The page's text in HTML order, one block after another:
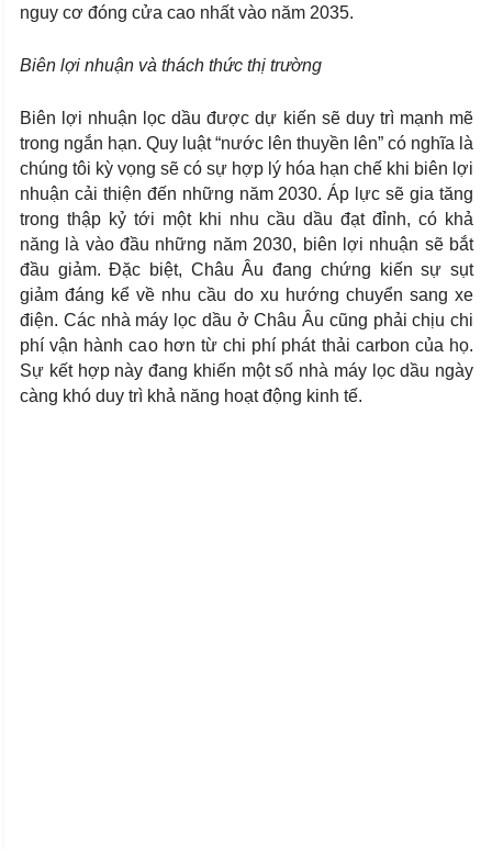
nguy cơ đóng cửa cao nhất vào năm 2035.
Biên lợi nhuận và thách thức thị trường
Biên lợi nhuận lọc dầu được dự kiến sẽ duy trì mạnh mẽ
trong ngắn hạn. Quy luật “nước lên thuyền lên” có nghĩa là
chúng tôi kỳ vọng sẽ có sự hợp lý hóa hạn chế khi biên lợi
nhuận cải thiện đến những năm 2030. Áp lực sẽ gia tăng
trong thập kỷ tới một khi nhu cầu dầu đạt đỉnh, có khả
năng là vào đầu những năm 2030, biên lợi nhuận sẽ bắt
đầu giảm. Đặc biệt, Châu Âu đang chứng kiến sự sụt
giảm đáng kể về nhu cầu do xu hướng chuyển sang xe
điện. Các nhà máy lọc dầu ở Châu Âu cũng phải chịu chi
phí vận hành cao hơn từ chi phí phát thải carbon của họ.
Sự kết hợp này đang khiến một số nhà máy lọc dầu ngày
càng khó duy trì khả năng hoạt động kinh tế.